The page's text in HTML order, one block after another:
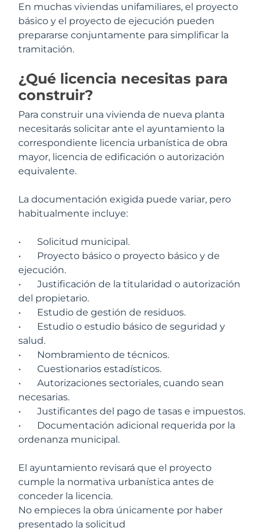
En muchas viviendas unifamiliares, el proyecto
básico y el proyecto de ejecución pueden
prepararse conjuntamente para simplificar la
tramitación.
¿Qué licencia necesitas para
construir?
Para construir una vivienda de nueva planta
necesitarás solicitar ante el ayuntamiento la
correspondiente licencia urbanística de obra
mayor, licencia de edificación o autorización
equivalente.
La documentación exigida puede variar, pero
habitualmente incluye:
•
Solicitud municipal.
•
Proyecto básico o proyecto básico y de
ejecución.
•
Justificación de la titularidad o autorización
del propietario.
•
Estudio de gestión de residuos.
•
Estudio o estudio básico de seguridad y
salud.
•
Nombramiento de técnicos.
•
Cuestionarios estadísticos.
•
Autorizaciones sectoriales, cuando sean
necesarias.
•
Justificantes del pago de tasas e impuestos.
•
Documentación adicional requerida por la
ordenanza municipal.
El ayuntamiento revisará que el proyecto
cumple la normativa urbanística antes de
conceder la licencia.
No empieces la obra únicamente por haber
presentado la solicitud